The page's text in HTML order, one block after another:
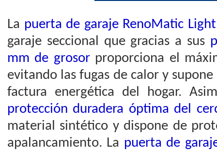
La puerta de garaje RenoMatic
garaje seccional que gracias a sus
mm de grosorproporciona el
evitando las fugas de calor y
factura energética del hogar.
protección duradera óptima del
material sintético y dispone de
apalancamiento. La puerta de